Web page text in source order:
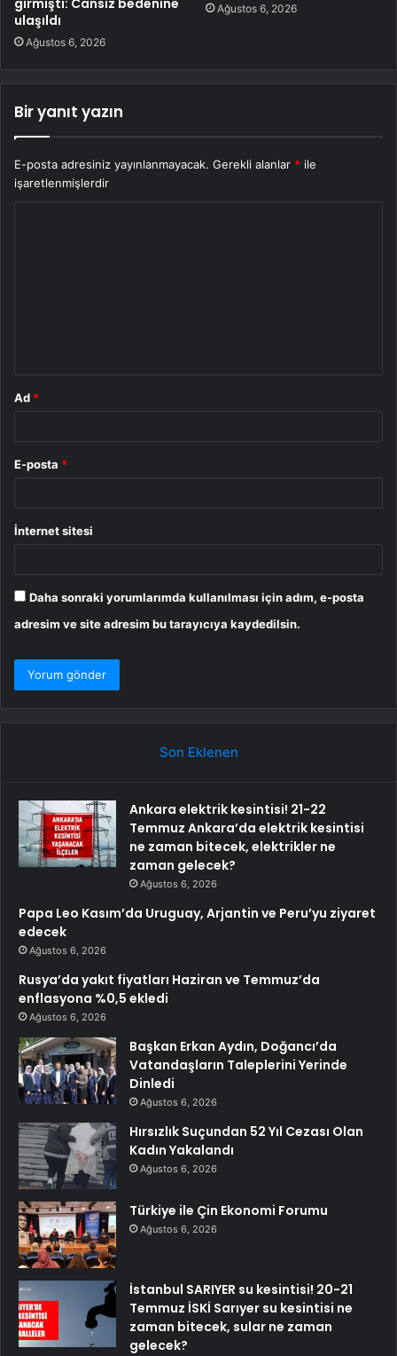
girmişti: Cansız bedenine
ulaşıldı
Ağustos 6, 2026
Ağustos 6, 2026
Bir yanıt yazın
E-posta adresiniz yayınlanmayacak. Gerekli alanlar * ile
işaretlenmişlerdir
Ad *
E-posta *
İnternet sitesi
Daha sonraki yorumlarımda kullanılması için adım, e-posta
adresim ve site adresim bu tarayıcıya kaydedilsin.
Son Eklenen
Ankara elektrik kesintisi! 21-22
Temmuz Ankara’da elektrik kesintisi
ne zaman bitecek, elektrikler ne
zaman gelecek?
Ağustos 6, 2026
Papa Leo Kasım’da Uruguay, Arjantin ve Peru’yu ziyaret
edecek
Ağustos 6, 2026
Rusya’da yakıt fiyatları Haziran ve Temmuz’da
enflasyona %0,5 ekledi
Ağustos 6, 2026
Başkan Erkan Aydın, Doğancı’da
Vatandaşların Taleplerini Yerinde
Dinledi
Ağustos 6, 2026
Hırsızlık Suçundan 52 Yıl Cezası Olan
Kadın Yakalandı
Ağustos 6, 2026
Türkiye ile Çin Ekonomi Forumu
Ağustos 6, 2026
İstanbul SARIYER su kesintisi! 20-21
Temmuz İSKİ Sarıyer su kesintisi ne
zaman bitecek, sular ne zaman
gelecek?